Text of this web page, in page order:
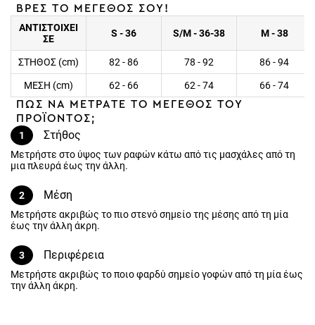
ΒΡΕΣ ΤΟ ΜΕΓΕΘΟΣ ΣΟΥ!
ΑΝΤΙΣΤΟΙΧΕΙ
ΣΕ
S - 36 S/M - 36-38 M - 38
ΣΤΗΘΟΣ (cm) 82 - 86 78 - 92 86 - 94
ΜΕΣΗ (cm) 62 - 66 62 - 74
66 - 74
ΠΩΣ ΝΑ ΜΕΤΡΑΤΕ ΤΟ ΜΕΓΕΘΟΣ ΤΟΥ
ΠΡΟΪΟΝΤΟΣ;
1
Στήθος
Μετρήστε στο ύψος των ραφών κάτω από τις μασχάλες από τη
μια πλευρά έως την άλλη.
2 Μέση
Μετρήστε ακριβώς το πιο στενό σημείο της μέσης από τη μία
έως την άλλη άκρη.
3 Περιφέρεια
Μετρήστε ακριβώς το ποιο φαρδύ σημείο γοφών από τη μία έως
την άλλη άκρη.